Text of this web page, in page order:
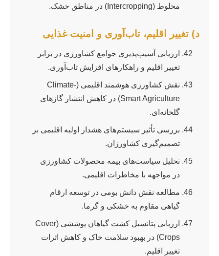
مخلوط (Intercropping) در مناطق خشک.
د) تغییر اقلیم، تاب‌آوری و امنیت غذایی
ارزیابی آسیب‌پذیری جوامع کشاورزی در برابر
تغییر اقلیم و راهکارهای افزایش تاب‌آوری.
نقش کشاورزی هوشمند اقلیمی (Climate-
Smart Agriculture) در کاهش انتشار گازهای
گلخانه‌ای.
بررسی تأثیر سیستم‌های هشدار اولیه اقلیمی بر
تصمیم‌گیری کشاورزان.
تحلیل سیاست‌های بیمه محصولات کشاورزی
در مواجهه با مخاطرات اقلیمی.
مطالعه نقش دانش بومی در توسعه ارقام
گیاهی مقاوم به خشکی و گرما.
ارزیابی پتانسیل کشت گیاهان پوششی (Cover
Crops) در بهبود سلامت خاک و کاهش اثرات
تغییر اقلیم.